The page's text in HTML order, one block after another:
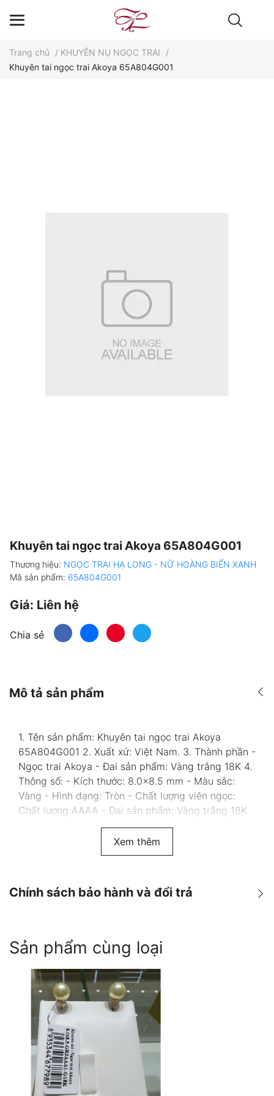
Trang chủ / KHUYÊN NỤ NGỌC TRAI
/
Khuyên tai ngọc trai Akoya 65A804G001
Khuyên tai ngọc trai Akoya 65A804G001
Thương hiệu: NGỌC TRAI HẠ LONG - NỮ HOÀNG BIỂN XANH
Mã sản phẩm: 65A804G001
Giá: Liên hệ
Chia sẻ
Mô tả sản phẩm
1. Tên sản phẩm: Khuyên tai ngọc trai Akoya
65A804G001 2. Xuất xứ: Việt Nam. 3. Thành phần -
Ngọc trai Akoya - Đai sản phẩm: Vàng trắng 18K 4.
Thông số: - Kích thước: 8.0x8.5 mm - Màu sắc:
Vàng - Hình dạng: Tròn - Chất lượng viên ngọc:
Chất lượng AAAA - Đai sản phẩm: Vàng trắng 18K
Xem thêm
Chính sách bảo hành và đổi trả
trả
Warranty & Return Policy
Politique de garantie & de
retour
TIẾNG VIỆT
Sản phẩm cùng loại